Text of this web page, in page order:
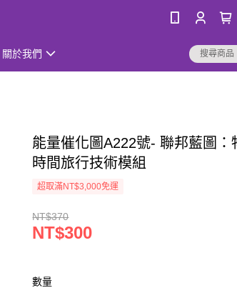
關於我們
能量催化圖A222號- 聯邦藍圖：
時間旅行技術模組
超取滿NT$3,000免運
NT$370
NT$300
數量